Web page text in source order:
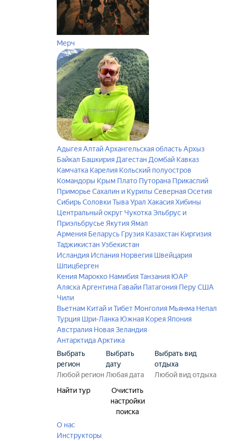
Мерч
АдыгеяАлтайАрхангельская областьАрхыз
Байкал Башкирия Дагестан Домбай Кавказ
Камчатка Карелия Кольский полуостров
Командоры Крым Плато Путорана Прикаспий
Приморье Сахалин и Курилы Северная Осетия
СибирьСоловкиТываУрал ХакасияХибины
Центральный округ ЧукоткаЭльбрус и
Приэльбрусье Якутия Ямал
Армения Беларусь Грузия Казахстан Киргизия
Таджикистан Узбекистан
Исландия Испания Норвегия Швейцария
Шпицберген
Кения Марокко НамибияТанзания ЮАР
АляскаАргентина Гавайи Патагония Перу США
Чили
Вьетнам Китай и Тибет Монголия Мьянма Непал
Турция Шри-Ланка Южная Корея Япония
Австралия Новая Зеландия
АнтарктидаАрктика
Выбрать
регион
Выбрать
дату
Выбрать вид
отдыха
Найти тур
Очистить
настройки
поиска
О нас
Инструкторы